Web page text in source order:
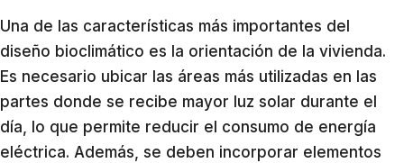
Una de las características más importantes del
diseño bioclimático es la orientación de la vivienda.
Es necesario ubicar las áreas más utilizadas en las
partes donde se recibe mayor luz solar durante el
día, lo que permite reducir el consumo de energía
eléctrica. Además, se deben incorporar elementos